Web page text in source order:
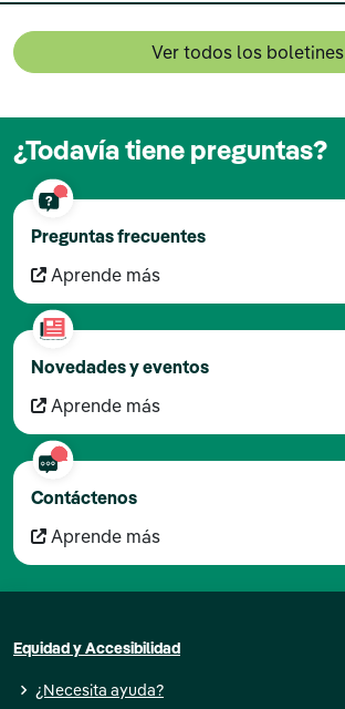
Ver todos los boletines
¿Todavía tiene preguntas?
Preguntas frecuentes
Aprende más
Novedades y eventos
Aprende más
Contáctenos
Aprende más
Equidad y Accesibilidad
¿Necesita ayuda?